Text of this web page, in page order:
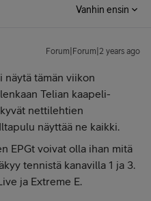
Vanhin ensin
Forum|Forum|2 years ago
näytä tämän viikon
Telian kaapeli-
nettilehtien
näyttää ne kaikki.
EPGt voivat olla ihan mitä
tennistä kanavilla 1 ja 3.
ja Extreme E.